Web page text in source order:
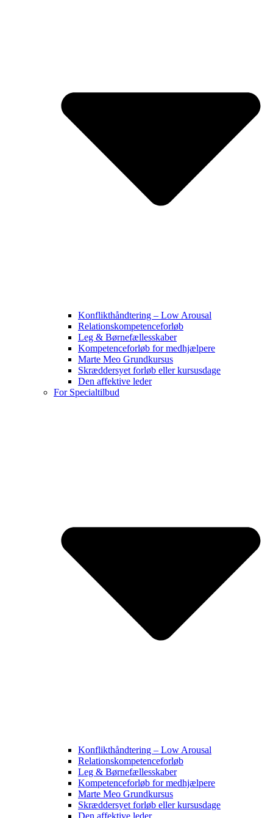
Konflikthåndtering – Low Arousal
Relationskompetenceforløb
Leg & Børnefællesskaber
Kompetenceforløb for medhjælpere
Marte Meo Grundkursus
Skræddersyet forløb eller kursusdage
Den affektive leder
For Specialtilbud
Konflikthåndtering – Low Arousal
Relationskompetenceforløb
Leg & Børnefællesskaber
Kompetenceforløb for medhjælpere
Marte Meo Grundkursus
Skræddersyet forløb eller kursusdage
Den affektive leder